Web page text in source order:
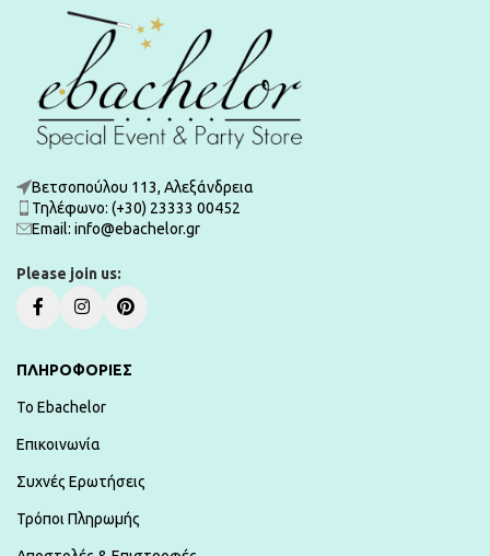
Βετσοπούλου 113, Αλεξάνδρεια
Τηλέφωνο: (+30) 23333 00452
Εmail: info@ebachelor.gr
Please join us:
ΠΛΗΡΟΦΟΡΙΕΣ
To Ebachelor
Επικοινωνία
Συχνές Ερωτήσεις
Τρόποι Πληρωμής